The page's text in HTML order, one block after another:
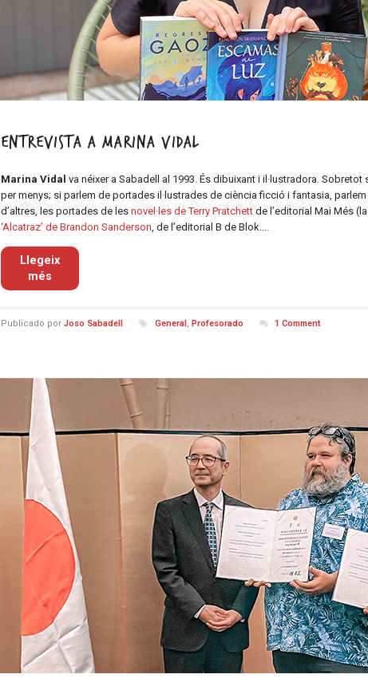
Entrevista a Marina Vidal
Marina Vidal va néixer a Sabadell al 1993. És dibuixant i il·lustradora.
per menys; si parlem de portades il·lustrades de ciència ficció i fantasia,
d’altres, les portades de les novel·les de Terry Pratchett de l’editorial Mai Més (la
‘Alcatraz’ de Brandon Sanderson, de l’editorial B de Blok.…
Llegeix
més
Publicado por Joso Sabadell General Profesorado 1 Comment